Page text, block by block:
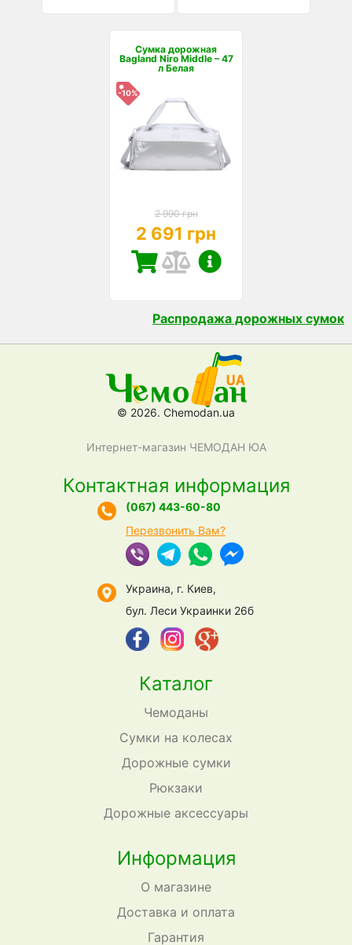
Сумка дорожная
Bagland Niro Middle – 47
л Белая
-10%
2 990 грн
2 691 грн
Распродажа дорожных сумок
© 2026. Chemodan.ua
Интернет-магазин ЧЕМОДАН ЮА
Каталог
Чемоданы
Сумки на колесах
Дорожные сумки
Рюкзаки
Дорожные аксессуары
Информация
О магазине
Доставка и оплата
Гарантия
Контактная информация
(067) 443-60-80
Перезвонить Вам?
Украина, г. Киев,
бул. Леси Украинки 26б